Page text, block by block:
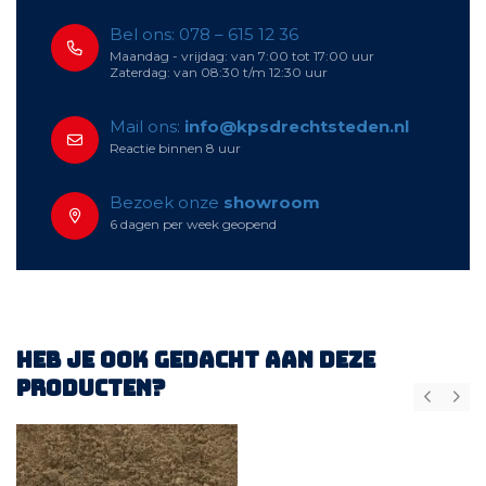
Bel ons: 078 – 615 12 36
Maandag - vrijdag: van 7:00 tot 17:00 uur
Zaterdag: van 08:30 t/m 12:30 uur
Mail ons: info@kpsdrechtsteden.nl
Reactie binnen 8 uur
Bezoek onze showroom
6 dagen per week geopend
Heb je ook gedacht aan deze
producten?